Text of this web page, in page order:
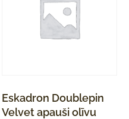
Eskadron Doublepin
Velvet apauši olīvu